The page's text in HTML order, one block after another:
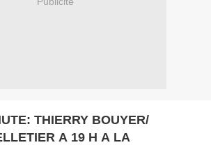
THIERRY BOUYER/
A 19 H A LA